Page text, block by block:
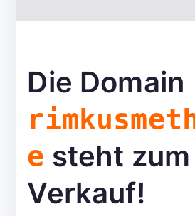
Die Domain
e steht zum
Verkauf!